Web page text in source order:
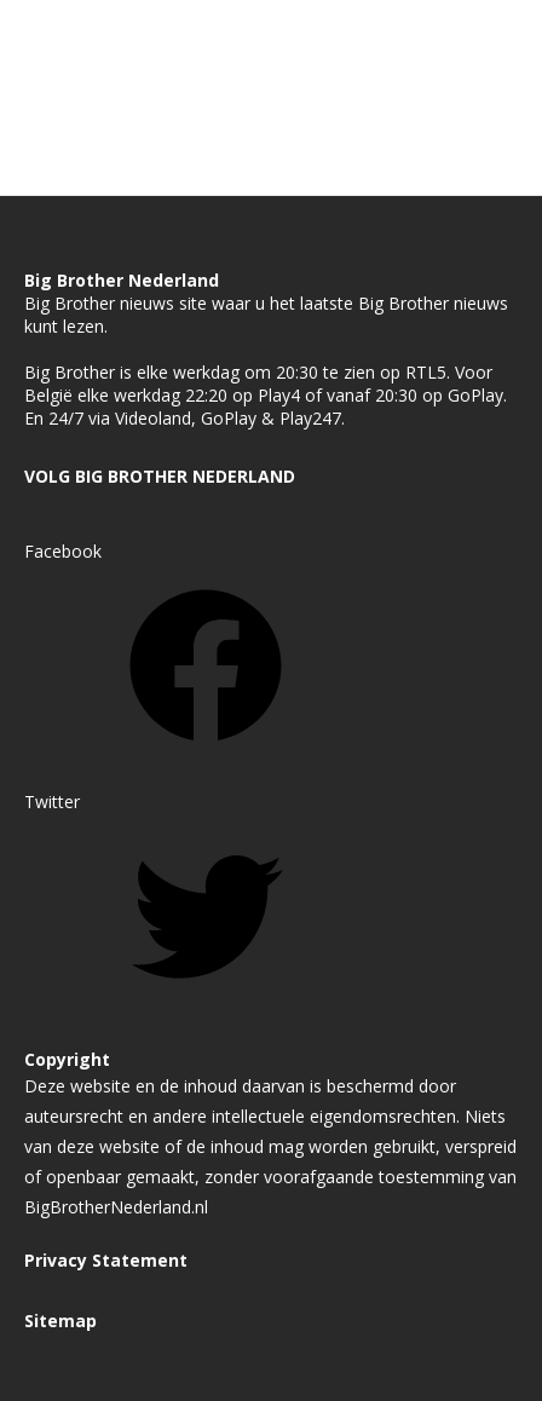
Big Brother Nederland
Big Brother nieuws site waar u het laatste Big Brother nieuws
kunt lezen.
Big Brother is elke werkdag om 20:30 te zien op RTL5. Voor
België elke werkdag 22:20 op Play4 of vanaf 20:30 op GoPlay.
En 24/7 via Videoland, GoPlay & Play247.
VOLG BIG BROTHER NEDERLAND
Facebook
Twitter
Copyright
Deze website en de inhoud daarvan is beschermd door
auteursrecht en andere intellectuele eigendomsrechten. Niets
van deze website of de inhoud mag worden gebruikt, verspreid
of openbaar gemaakt, zonder voorafgaande toestemming van
BigBrotherNederland.nl
Privacy Statement
Sitemap